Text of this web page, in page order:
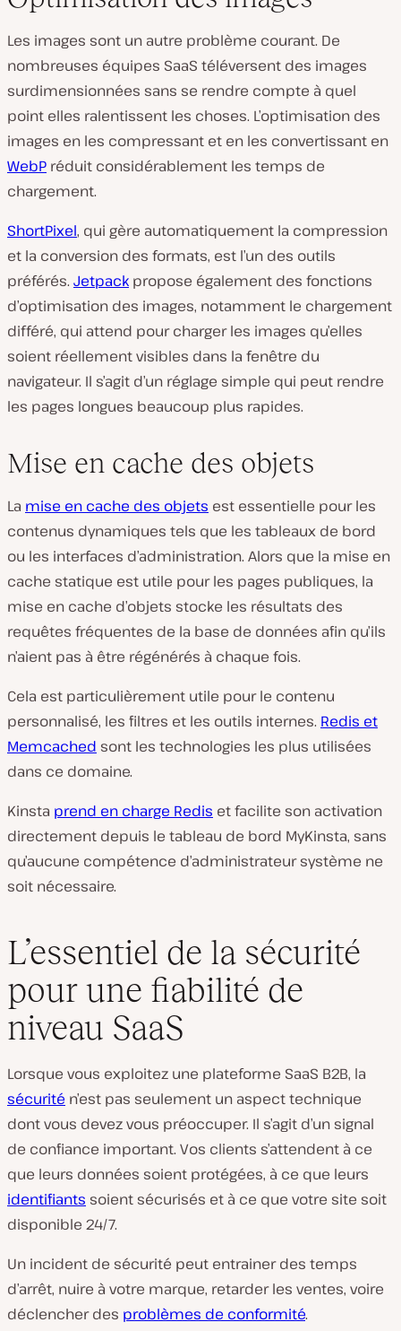
Les images sont un autre problème courant. De
nombreuses équipes SaaS téléversent des images
surdimensionnées sans se rendre compte à quel
point elles ralentissent les choses. L’optimisation des
images en les compressant et en les convertissant en
WebP réduit considérablement les temps de
chargement.
ShortPixel, qui gère automatiquement la compression
et la conversion des formats, est l’un des outils
préférés. Jetpack propose également des fonctions
d’optimisation des images, notamment le chargement
différé, qui attend pour charger les images qu’elles
soient réellement visibles dans la fenêtre du
navigateur. Il s’agit d’un réglage simple qui peut rendre
les pages longues beaucoup plus rapides.
Mise en cache des objets
La mise en cache des objets est essentielle pour les
contenus dynamiques tels que les tableaux de bord
ou les interfaces d’administration. Alors que la mise en
cache statique est utile pour les pages publiques, la
mise en cache d’objets stocke les résultats des
requêtes fréquentes de la base de données afin qu’ils
n’aient pas à être régénérés à chaque fois.
Cela est particulièrement utile pour le contenu
personnalisé, les filtres et les outils internes. Redis et
Memcached sont les technologies les plus utilisées
dans ce domaine.
Kinsta prend en charge Redis et facilite son activation
directement depuis le tableau de bord MyKinsta, sans
qu’aucune compétence d’administrateur système ne
soit nécessaire.
L’essentiel de la sécurité
pour une fiabilité de
niveau SaaS
Lorsque vous exploitez une plateforme SaaS B2B, la
sécurité n’est pas seulement un aspect technique
dont vous devez vous préoccuper. Il s’agit d’un signal
de confiance important. Vos clients s’attendent à ce
que leurs données soient protégées, à ce que leurs
identifiants soient sécurisés et à ce que votre site soit
disponible 24/7.
Un incident de sécurité peut entrainer des temps
d’arrêt, nuire à votre marque, retarder les ventes, voire
déclencher des problèmes de conformité.